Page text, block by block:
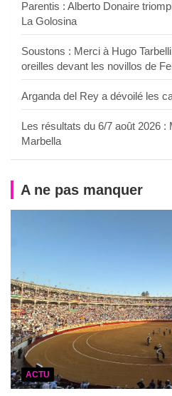
Parentis : Alberto Donaire
La Golosina
Soustons : Merci à Hugo
oreilles devant les novillos de
Arganda del Rey a dévoilé les
Les résultats du 6/7 août 2026 :
Marbella
A ne pas manquer
ACTU